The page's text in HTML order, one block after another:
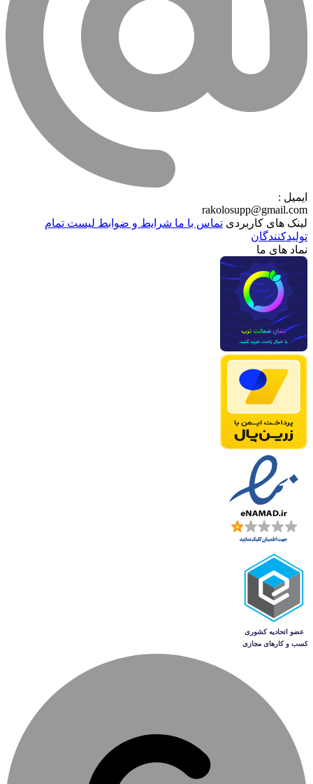
ایمیل :
rakolosupp@gmail.com
لینک های کاربردی تماس با ماشرایط و ضوابطلیست تمام
تولیدکنندگان
نماد های ما